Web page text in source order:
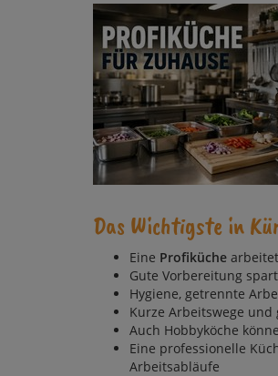
Das Wichtigste in
Eine Profiküche
Gute Vorbereitung
Hygiene, getrennte
Kurze Arbeitswege
Auch Hobbyköche
Eine professionelle
Arbeitsabläufe